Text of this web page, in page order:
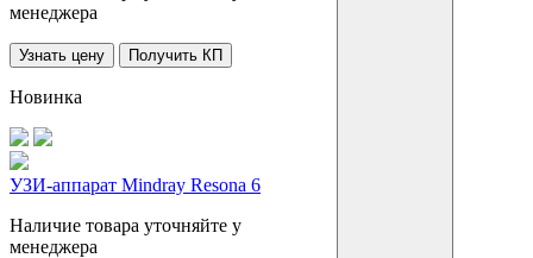
менеджера
Узнать цену Получить КП
Новинка
УЗИ-аппарат Mindray Resona 6
Наличие товара уточняйте у
менеджера